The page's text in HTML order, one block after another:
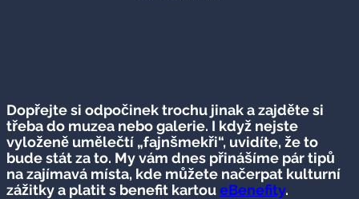
Dopřejte si odpočinek trochu jinak a zajděte si
třeba do muzea nebo galerie. I když nejste
vyloženě umělečtí „fajnšmekři“, uvidíte, že to
bude stát za to. My vám dnes přinášíme pár tipů
na zajímavá místa, kde můžete načerpat kulturní
zážitky a platit s benefit kartoueBenefity.